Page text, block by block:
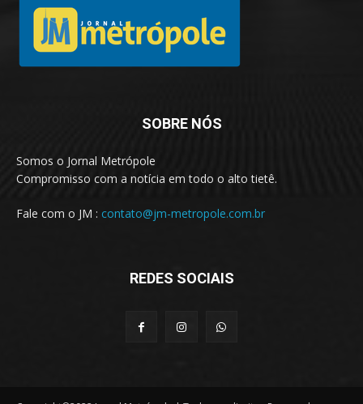
SOBRE NÓS
Somos o Jornal Metrópole
Compromisso com a notícia em todo o alto tietê.
Fale com o JM : contato@jm-metropole.com.br
REDES SOCIAIS